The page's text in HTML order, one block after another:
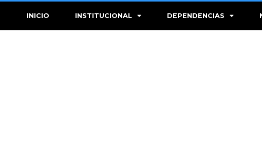
INICIO INSTITUCIONAL DEPENDENCIAS